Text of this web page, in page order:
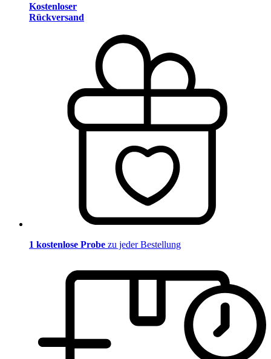
Kostenloser
Rückversand
1 kostenlose Probe zu jeder Bestellung